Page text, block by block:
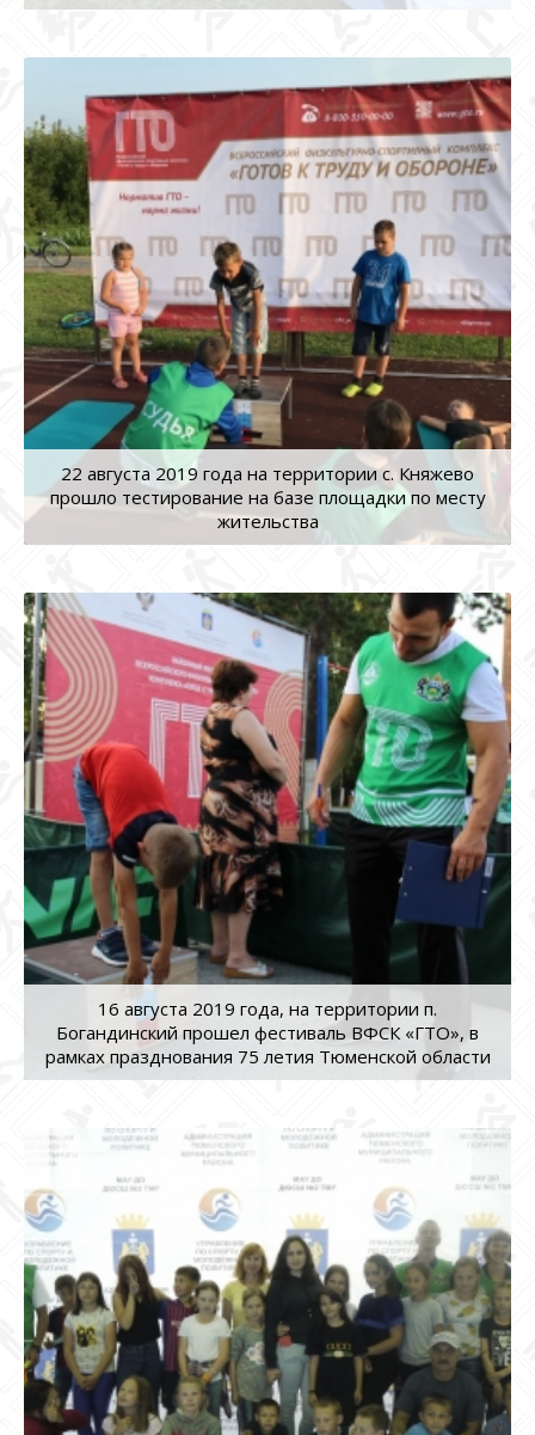
22 августа 2019 года на территории с. Княжево
прошло тестирование на базе площадки по месту
жительства
16 августа 2019 года, на территории п.
Богандинский прошел фестиваль ВФСК «ГТО», в
рамках празднования 75 летия Тюменской области